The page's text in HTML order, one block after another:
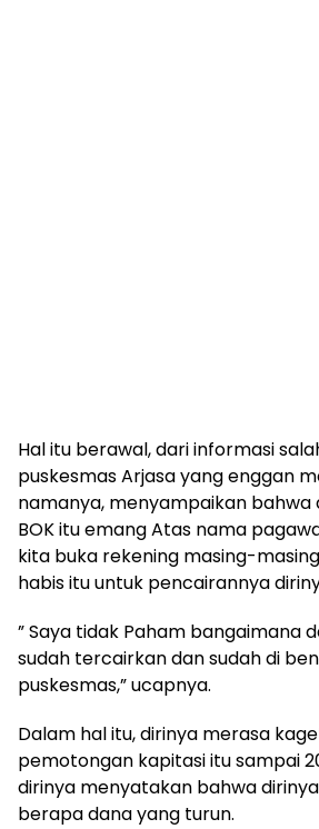
Hal itu berawal, dari informasi
puskesmas Arjasa yang enggan
namanya, menyampaikan bahwa
BOK itu emang Atas nama
kita buka rekening masing-masing
habis itu untuk pencairannya
” Saya tidak Paham bangaimana
sudah tercairkan dan sudah di
puskesmas,” ucapnya.
Dalam hal itu, dirinya merasa
pemotongan kapitasi itu sampai
dirinya menyatakan bahwa
berapa dana yang turun.